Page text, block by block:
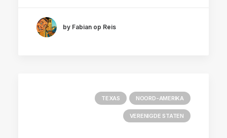
by Fabian op Reis
TEXAS NOORD-AMERIKA
VERENIGDE STATEN